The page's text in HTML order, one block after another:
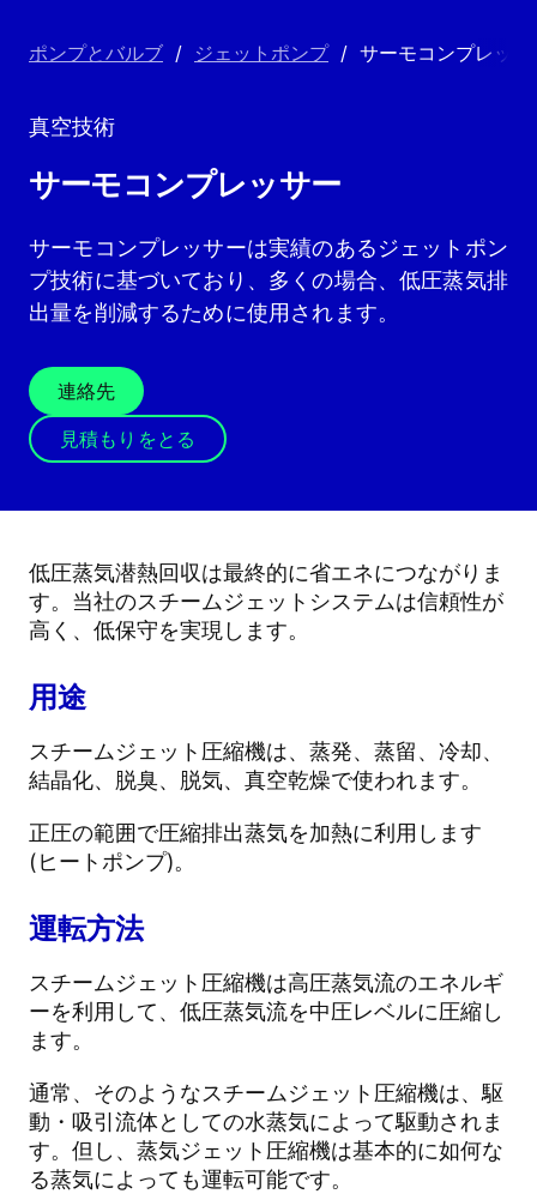
ポンプとバルブ / ジェットポンプ / サーモコンプレッサ
真空技術
サーモコンプレッサー
サーモコンプレッサーは実績のあるジェットポン
プ技術に基づいており、多くの場合、低圧蒸気排
出量を削減するために使用されます。
連絡先
見積もりをとる
低圧蒸気潜熱回収は最終的に省エネにつながりま
す。当社のスチームジェットシステムは信頼性が
高く、低保守を実現します。
用途
スチームジェット圧縮機は、蒸発、蒸留、冷却、
結晶化、脱臭、脱気、真空乾燥で使われます。
正圧の範囲で圧縮排出蒸気を加熱に利用します
(ヒートポンプ)。
運転方法
スチームジェット圧縮機は高圧蒸気流のエネルギ
ーを利用して、低圧蒸気流を中圧レベルに圧縮し
ます。
通常、そのようなスチームジェット圧縮機は、駆
動・吸引流体としての水蒸気によって駆動されま
す。但し、蒸気ジェット圧縮機は基本的に如何な
る蒸気によっても運転可能です。